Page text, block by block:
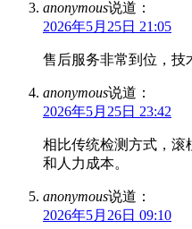
anonymous说道：
2026年5月25日 21:05
售后服务非常到位，技
anonymous说道：
2026年5月25日 23:42
相比传统检测方式，滚
和人力成本。
anonymous说道：
2026年5月26日 09:10